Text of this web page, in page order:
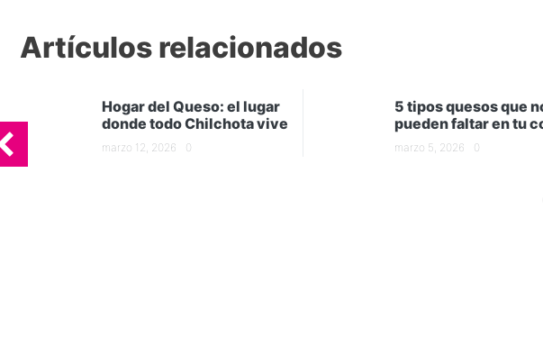
Artículos relacionados
Hogar del Queso: el lugar
donde todo Chilchota vive
marzo 12, 2026 0
5 tipos quesos que
pueden faltar en tu
marzo 5, 2026 0